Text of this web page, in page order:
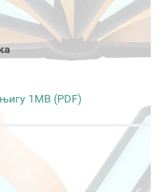
1MB (PDF)